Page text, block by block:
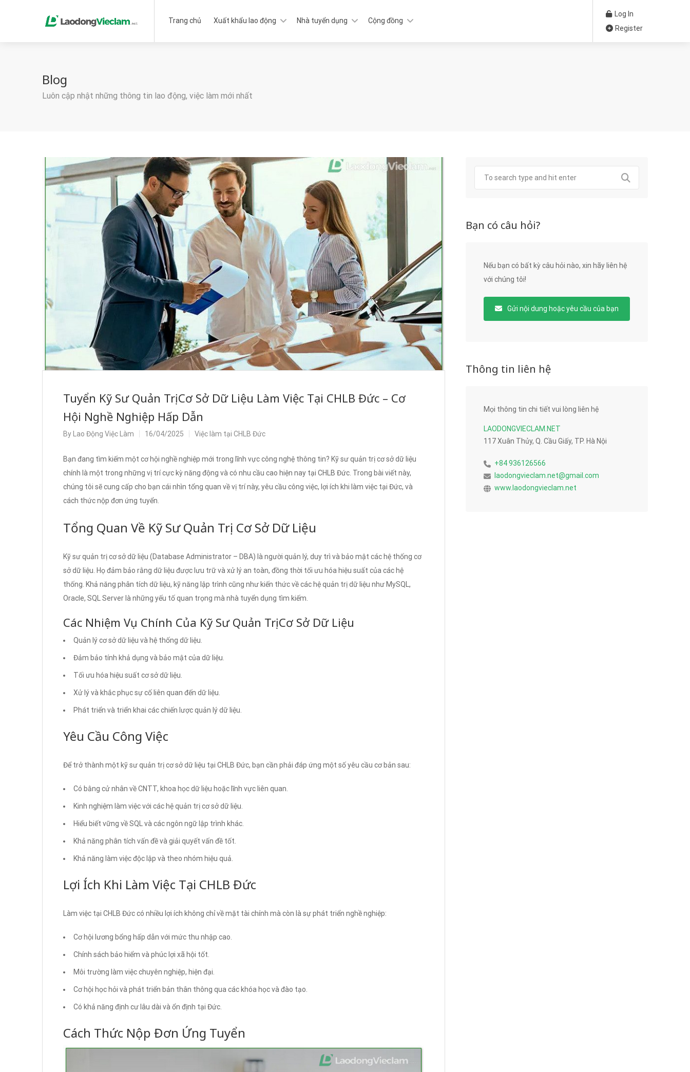
Trang chủ Xuất khẩu lao động Nhà tuyển dụng Cộng đồng
Log In
Register
Blog
Luôn cập nhật những thông tin lao động, việc làm mới nhất
Tuyển Kỹ Sư Quản Trị Cơ Sở Dữ Liệu Làm Việc Tại CHLB Đức – Cơ
Hội Nghề Nghiệp Hấp Dẫn
By Lao Động Việc Làm 16/04/2025 Việc làm tại CHLB Đức
Bạn đang tìm kiếm một cơ hội nghề nghiệp mới trong lĩnh vực công nghệ thông tin? Kỹ sư quản trị cơ sở dữ liệu
chính là một trong những vị trí cực kỳ năng động và có nhu cầu cao hiện nay tại CHLB Đức. Trong bài viết này,
chúng tôi sẽ cung cấp cho bạn cái nhìn tổng quan về vị trí này, yêu cầu công việc, lợi ích khi làm việc tại Đức, và
cách thức nộp đơn ứng tuyển.
Tổng Quan Về Kỹ Sư Quản Trị Cơ Sở Dữ Liệu
Kỹ sư quản trị cơ sở dữ liệu (Database Administrator – DBA) là người quản lý, duy trì và bảo mật các hệ thống cơ
sở dữ liệu. Họ đảm bảo rằng dữ liệu được lưu trữ và xử lý an toàn, đồng thời tối ưu hóa hiệu suất của các hệ
thống. Khả năng phân tích dữ liệu, kỹ năng lập trình cũng như kiến thức về các hệ quản trị dữ liệu như MySQL,
Oracle, SQL Server là những yếu tố quan trọng mà nhà tuyển dụng tìm kiếm.
Các Nhiệm Vụ Chính Của Kỹ Sư Quản Trị Cơ Sở Dữ Liệu
Quản lý cơ sở dữ liệu và hệ thống dữ liệu.
Đảm bảo tính khả dụng và bảo mật của dữ liệu.
Tối ưu hóa hiệu suất cơ sở dữ liệu.
Xử lý và khắc phục sự cố liên quan đến dữ liệu.
Phát triển và triển khai các chiến lược quản lý dữ liệu.
Yêu Cầu Công Việc
Để trở thành một kỹ sư quản trị cơ sở dữ liệu tại CHLB Đức, bạn cần phải đáp ứng một số yêu cầu cơ bản sau:
Có bằng cử nhân về CNTT, khoa học dữ liệu hoặc lĩnh vực liên quan.
Kinh nghiệm làm việc với các hệ quản trị cơ sở dữ liệu.
Hiểu biết vững về SQL và các ngôn ngữ lập trình khác.
Khả năng phân tích vấn đề và giải quyết vấn đề tốt.
Khả năng làm việc độc lập và theo nhóm hiệu quả.
Lợi Ích Khi Làm Việc Tại CHLB Đức
Làm việc tại CHLB Đức có nhiều lợi ích không chỉ về mặt tài chính mà còn là sự phát triển nghề nghiệp:
Cơ hội lương bổng hấp dẫn với mức thu nhập cao.
Chính sách bảo hiểm và phúc lợi xã hội tốt.
Môi trường làm việc chuyên nghiệp, hiện đại.
Cơ hội học hỏi và phát triển bản thân thông qua các khóa học và đào tạo.
Có khả năng định cư lâu dài và ổn định tại Đức.
Cách Thức Nộp Đơn Ứng Tuyển
Bạn có câu hỏi?
Nếu bạn có bất kỳ câu hỏi nào, xin hãy liên hệ
với chúng tôi!
Gửi nội dung hoặc yêu cầu của bạn
Thông tin liên hệ
Mọi thông tin chi tiết vui lòng liên hệ
LAODONGVIECLAM.NET
117 Xuân Thủy, Q. Cầu Giấy, TP. Hà Nội
+84 936126566
laodongvieclam.net@gmail.com
www.laodongvieclam.net